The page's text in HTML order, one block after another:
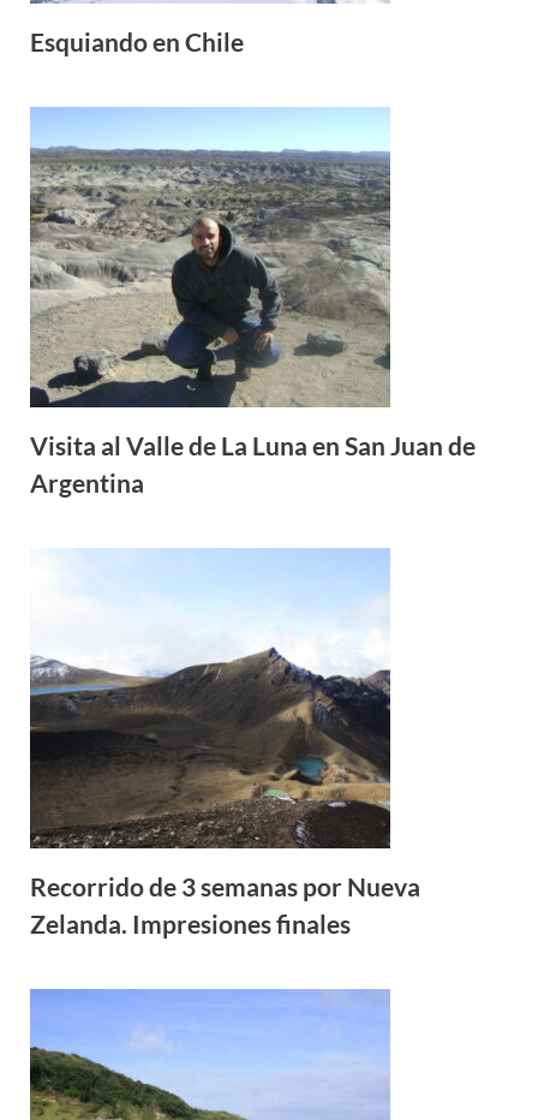
Esquiando en Chile
Visita al Valle de La Luna en San Juan de
Argentina
Recorrido de 3 semanas por Nueva
Zelanda. Impresiones finales